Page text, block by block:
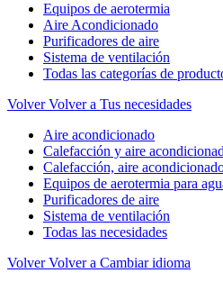
Equipos de aerotermia
Aire Acondicionado
Purificadores de aire
Sistema de ventilación
Todas las categorías de
Volver Volver a Tus necesidades
Aire acondicionado
Calefacción y aire
Calefacción, aire
Equipos de aerotermia para
Purificadores de aire
Sistema de ventilación
Todas las necesidades
Volver Volver a Cambiar idioma